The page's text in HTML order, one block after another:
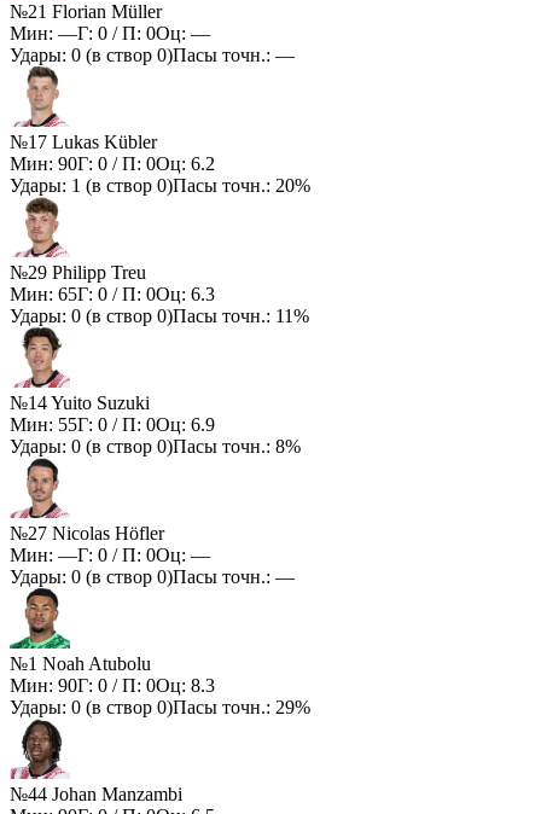
№21 Florian Müller
Мин: —Г: 0 / П: 0Оц: —
Удары: 0 (в створ 0)Пасы точн.: —
№17 Lukas Kübler
Мин: 90Г: 0 / П: 0Оц: 6.2
Удары: 1 (в створ 0)Пасы точн.: 20%
№29 Philipp Treu
Мин: 65Г: 0 / П: 0Оц: 6.3
Удары: 0 (в створ 0)Пасы точн.: 11%
№14 Yuito Suzuki
Мин: 55Г: 0 / П: 0Оц: 6.9
Удары: 0 (в створ 0)Пасы точн.: 8%
№27 Nicolas Höfler
Мин: —Г: 0 / П: 0Оц: —
Удары: 0 (в створ 0)Пасы точн.: —
№1 Noah Atubolu
Мин: 90Г: 0 / П: 0Оц: 8.3
Удары: 0 (в створ 0)Пасы точн.: 29%
№44 Johan Manzambi